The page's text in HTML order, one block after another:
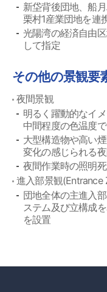
新垈背後団地、船
栗村1産業団地を連
光陽湾の経済自由
して指定
その他の景観要
夜間景観
明るく躍動的なイメ
中間程度の色温度
大型構造物や高い
変化の感じられる
夜間作業時の照明
進入部景観(Entrance
団地全体の主進入
ステム及び立構成
を設置